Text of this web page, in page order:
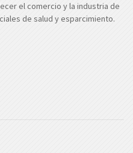
el comercio y la industria de
de salud y esparcimiento.